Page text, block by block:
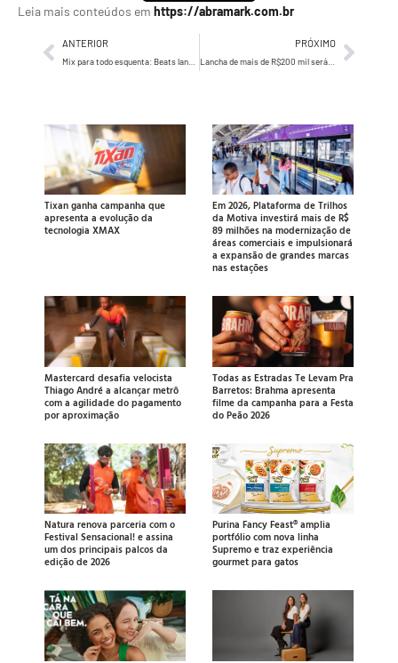
Leia mais conteúdos em https://abramark.com.br
ANTERIOR PRÓXIMO
Lancha de mais de R$200 mil será sorteada no São Paulo Boat Show
Tixan ganha campanha que
apresenta a evolução da
tecnologia XMAX
Em 2026, Plataforma de Trilhos
da Motiva investirá mais de R$
89 milhões na modernização de
áreas comerciais e impulsionará
a expansão de grandes marcas
nas estações
Mastercard desafia velocista
Thiago André a alcançar metrô
com a agilidade do pagamento
por aproximação
Todas as Estradas Te Levam Pra
Barretos: Brahma apresenta
filme da campanha para a Festa
do Peão 2026
Natura renova parceria com o
Festival Sensacional! e assina
um dos principais palcos da
edição de 2026
Purina Fancy Feast® amplia
portfólio com nova linha
Supremo e traz experiência
gourmet para gatos